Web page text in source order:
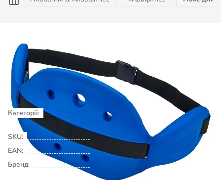
2 410₴
Не доступно
Категорії:
Плавання & Аквафітнес
Аквафітнес
SKU:
00024983
EAN:
Бренд: